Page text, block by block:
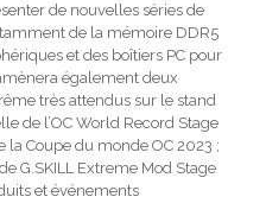
de nouvelles séries de
de la mémoire DDR5
et des boîtiers PC pour
également deux
très attendus sur le stand
de l’OC World Record Stage
Coupe du monde OC 2023 ;
G.SKILL Extreme Mod Stage
et événements